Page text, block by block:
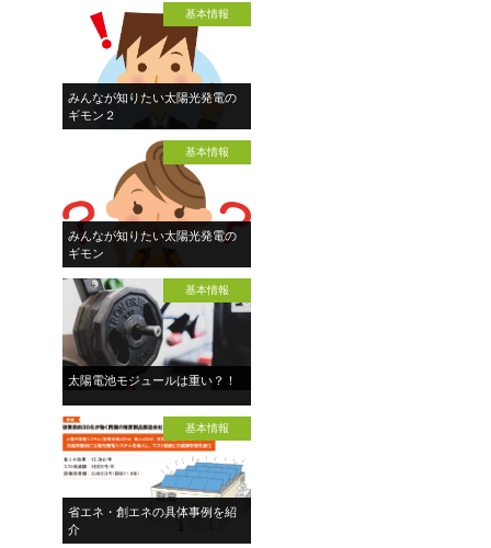
基本情報
みんなが知りたい太陽光発電の
ギモン２
基本情報
みんなが知りたい太陽光発電の
ギモン
基本情報
太陽電池モジュールは重い？！
基本情報
省エネ・創エネの具体事例を紹
介